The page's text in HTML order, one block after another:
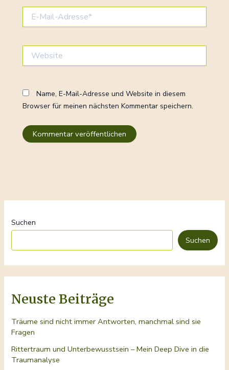
Mail-
Name, E-Mail-Adresse und Website in diesem
Browser für meinen nächsten Kommentar speichern.
Suchen
Suchen
Neuste Beiträge
Träume sind nicht immer Antworten, manchmal sind sie
Fragen
Rittertraum und Unterbewusstsein – Mein Deep Dive in die
Traumanalyse